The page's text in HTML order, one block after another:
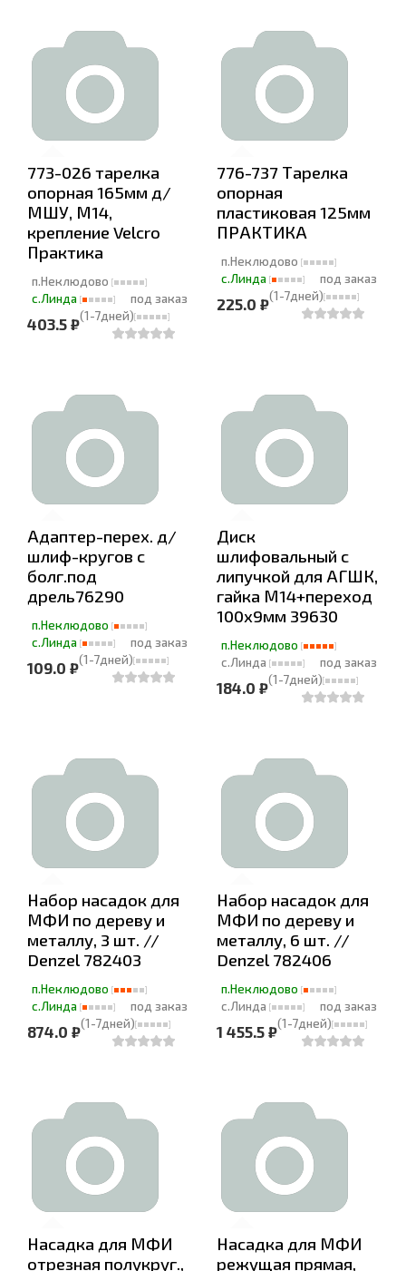
773-026 тарелка
опорная 165мм д/
МШУ, М14,
крепление Velcro
Практика
п.Неклюдово
с.Линда
под заказ
(1-7дней)
403.5 ₽
776-737 Тарелка
опорная
пластиковая 125мм
ПРАКТИКА
п.Неклюдово
с.Линда
под заказ
(1-7дней)
225.0 ₽
Адаптер-перех. д/
шлиф-кругов с
болг.под
дрель76290
п.Неклюдово
с.Линда
под заказ
(1-7дней)
109.0 ₽
Диск
шлифовальный с
липучкой для АГШК,
гайка М14+переход
100х9мм 39630
п.Неклюдово
с.Линда
под заказ
(1-7дней)
184.0 ₽
Набор насадок для
МФИ по дереву и
металлу, 3 шт. //
Denzel 782403
п.Неклюдово
с.Линда
под заказ
(1-7дней)
874.0 ₽
Набор насадок для
МФИ по дереву и
металлу, 6 шт. //
Denzel 782406
п.Неклюдово
с.Линда
под заказ
(1-7дней)
1 455.5 ₽
Насадка для МФИ
отрезная полукруг.,
Насадка для МФИ
режущая прямая,